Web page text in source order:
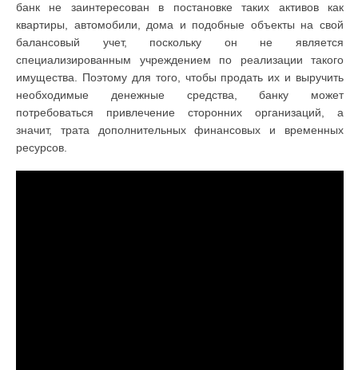
банк не заинтересован в постановке таких активов как
квартиры, автомобили, дома и подобные объекты на свой
балансовый учет, поскольку он не является
специализированным учреждением по реализации такого
имущества. Поэтому для того, чтобы продать их и выручить
необходимые денежные средства, банку может
потребоваться привлечение сторонних организаций, а
значит, трата дополнительных финансовых и временных
ресурсов.